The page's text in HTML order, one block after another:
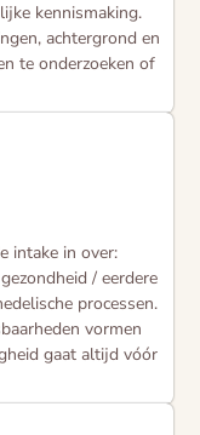
kennismaking.
achtergrond en
te onderzoeken of
intake in over:
/ eerdere
processen.
vormen
gaat altijd vóór